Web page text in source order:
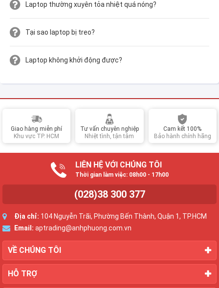
Laptop thường xuyên tỏa nhiệt quá nóng?
Tại sao laptop bị treo?
Laptop không khởi động được?
Giao hàng miễn phí
Khu vực TP. HCM
Tư vấn chuyên nghiệp
Nhiệt tình, tận tâm
Cam kết 100%
Bảo hành chính hãng
LIÊN HỆ VỚI CHÚNG TÔI
Thời gian làm việc: 08h00 - 17h00
(028)38 300 377
Địa chỉ: 104 Nguyễn Trãi, Phường Bến Thành, Quận 1, TP.HCM
Email: aptrading@anhphuong.com.vn
VỀ CHÚNG TÔI
HỖ TRỢ